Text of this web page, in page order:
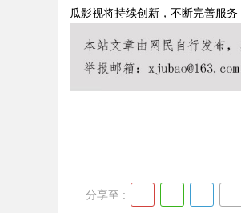
瓜影视将持续创新，不断完善服
分享至 :